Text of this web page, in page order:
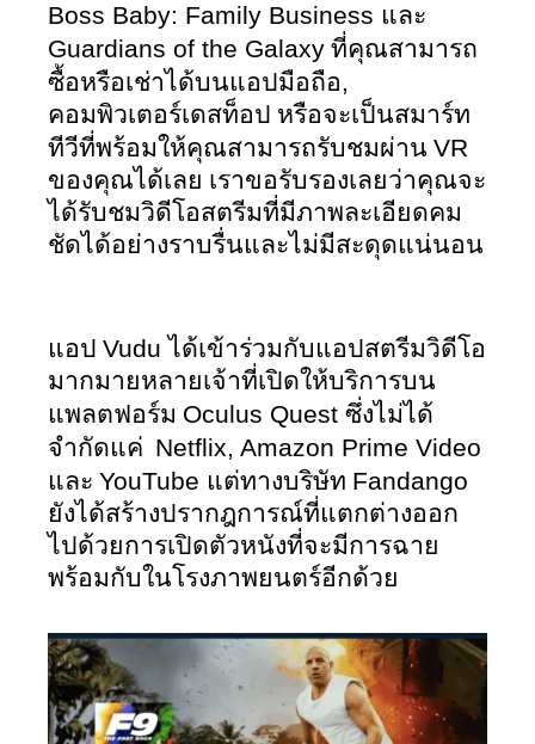
Boss Baby: Family Business
Guardians of the Galaxy ที่คุณสามารถ
ซื้อหรือเช่าได้บนแอปมือถือ
คอมพิวเตอร์เดสท็อป หรือจะเป็นสมาร์ท
ทีวีที่พร้อมให้คุณสามารถรับชมผ่าน
ของคุณได้เลย เราขอรับรองเลยว่าคุณจะ
ได้รับชมวิดีโอสตรีมที่มีภาพละเอียดคม
ชัดได้อย่างราบรื่นและไม่มีสะดุดแน่นอน
แอป Vudu ได้เข้าร่วมกับแอปสตรีมวิดีโอ
มากมายหลายเจ้าที่เปิดให้บริการบน
แพลตฟอร์ม Oculus Quest ซึ่งไม่ได้
จำกัดแค่
และ YouTube แต่ทางบริษัท
ยังได้สร้างปรากฎการณ์ที่แตกต่างออก
ไปด้วยการเปิดตัวหนังที่จะมีการฉาย
พร้อมกับในโรงภาพยนตร์อีกด้วย